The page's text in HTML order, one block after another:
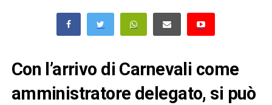
Con l’arrivo di Carnevali come
amministratore delegato, si può